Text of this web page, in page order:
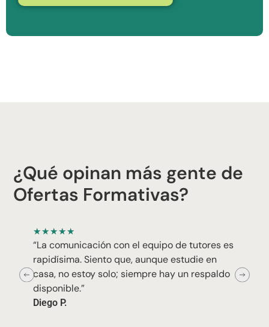
¿Qué opinan más gente de
Ofertas Formativas?
★★★★★
“La comunicación con el equipo de tutores es
rapidísima. Siento que, aunque estudie en
casa, no estoy solo; siempre hay un respaldo
disponible.”
Diego P.